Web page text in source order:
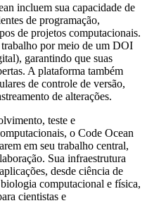
incluem sua capacidade de
de programação,
de projetos computacionais.
por meio de um DOI
garantindo que suas
A plataforma também
de controle de versão,
de alterações.
teste e
o Code Ocean
em seu trabalho central,
Sua infraestrutura
desde ciência de
computacional e física,
cientistas e